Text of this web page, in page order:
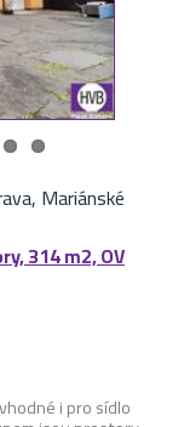
Mariánské
314 m2, OV
i pro sídlo